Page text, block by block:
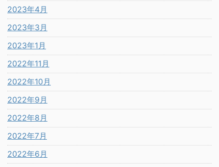
2023年4月
2023年3月
2023年1月
2022年11月
2022年10月
2022年9月
2022年8月
2022年7月
2022年6月